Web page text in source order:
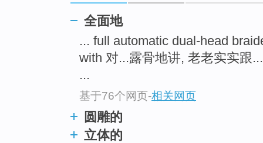
全面地
... full automatic dual-head
with 对...露骨地讲, 老老实实跟
...
基于76个网页-相关网页
圆雕的
立体的